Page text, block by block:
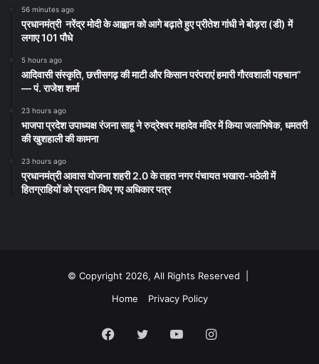
56 minutes ago
प्रधानमंत्री नरेंद्र मोदी के आह्वान को आगे बढ़ाते हुए प्रीतेश गांधी ने बोड़रा (डी) में
लगाए 101 पौधे
5 hours ago
आदिवासी संस्कृति, छत्तीसगढ़ की माटी और किसान परंपराएं हमारी गौरवशाली पहचान”
— पं. राजेश शर्मा
23 hours ago
भाजपा प्रदेश उपाध्यक्ष रंजना साहू ने रुद्रेश्वर महादेव मंदिर में किया जलाभिषेक, धमतरी
की खुशहाली की कामना
23 hours ago
प्रधानमंत्री आवास योजना शहरी 2.0 के तहत नगर पंचायत भखारा-भठेली में
हितग्राहियों को प्रदान किए गए अधिकार पत्र
© Copyright 2026, All Rights Reserved |
Home
Privacy Policy
Facebook
Twitter YouTubeInstagram